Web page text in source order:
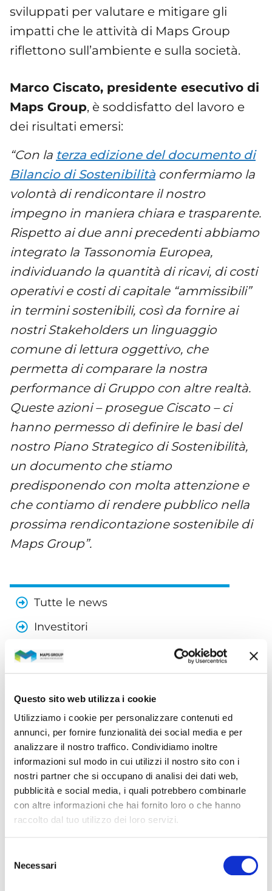
Questo sito web utilizza i cookie
Utilizziamo i cookie per personalizzare contenuti ed
annunci, per fornire funzionalità dei social media e per
analizzare il nostro traffico. Condividiamo inoltre
informazioni sul modo in cui utilizzi il nostro sito con i
nostri partner che si occupano di analisi dei dati web,
pubblicità e social media, i quali potrebbero combinarle
con altre informazioni che hai fornito loro o che hanno
raccolto dal tuo utilizzo dei loro servizi.
delNecessari
sviluppati per valutare e mitigare gli
impatti che le attività di Maps Group
riflettono sull’ambiente e sulla società.
Marco Ciscato, presidente esecutivo di
Maps Group, è soddisfatto del lavoro e
dei risultati emersi:
“Con la terza edizione del documento di
Bilancio di Sostenibilità confermiamo la
volontà di rendicontare il nostro
impegno in maniera chiara e trasparente.
Rispetto ai due anni precedenti abbiamo
integrato la Tassonomia Europea,
individuando la quantità di ricavi, di costi
operativi e costi di capitale “ammissibili”
in termini sostenibili, così da fornire ai
nostri Stakeholders un linguaggio
comune di lettura oggettivo, che
permetta di comparare la nostra
performance di Gruppo con altre realtà.
Queste azioni – prosegue Ciscato – ci
hanno permesso di definire le basi del
nostro Piano Strategico di Sostenibilità,
un documento che stiamo
predisponendo con molta attenzione e
che contiamo di rendere pubblico nella
prossima rendicontazione sostenibile di
Maps Group”.
Tutte le news
Investitori
Responsabilità sociale e ambientale
Risorse umane e welfare
Ricerca e sviluppo
ARTICOLI RECENTI